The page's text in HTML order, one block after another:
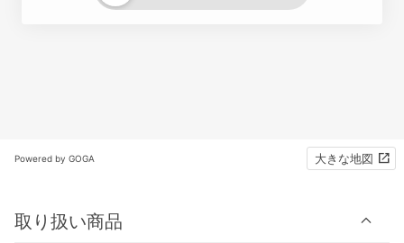
Powered by GOGA 大きな地図
取り扱い商品